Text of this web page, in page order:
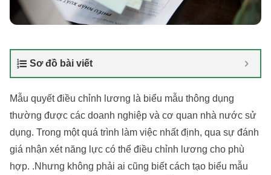
Sơ đồ bài viết
Mẫu quyết điều chỉnh lương là biểu mẫu thông dụng
thường được các doanh nghiệp và cơ quan nhà nước sử
dụng. Trong một quá trình làm việc nhất định, qua sự đánh
giá nhận xét năng lực có thể điều chỉnh lương cho phù
hợp. .Nhưng không phải ai cũng biết cách tạo biểu mẫu